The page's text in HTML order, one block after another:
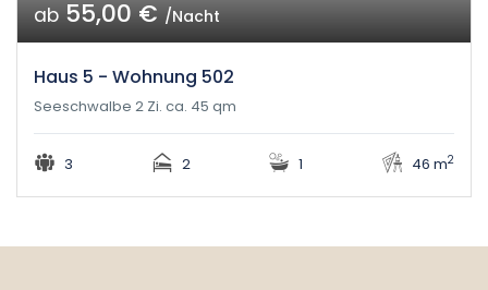
ab55,00 €/Nacht
Haus 5 - Wohnung 502
Seeschwalbe 2 Zi. ca. 45 qm
3 2 1 46 m2